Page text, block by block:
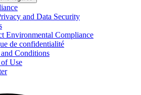
and Data Security
Environmental Compliance
de confidentialité
Conditions
Use